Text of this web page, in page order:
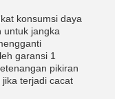
konsumsi daya
untuk jangka
garansi 1
pikiran
terjadi cacat